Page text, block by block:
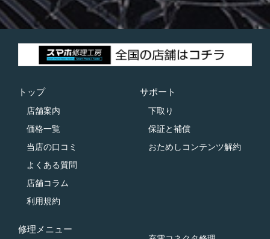
トップ
店舗案内
価格一覧
当店の口コミ
よくある質問
店舗コラム
利用規約
サポート
下取り
保証と補償
おためしコンテンツ解約
修理メニュー